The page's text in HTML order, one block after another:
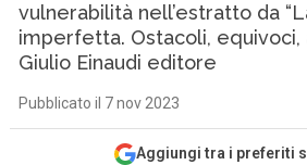
vulnerabilità nell’estratto da
imperfetta. Ostacoli, equivoci,
Giulio Einaudi editore
Pubblicato il 7 nov 2023
Aggiungi tra i preferiti